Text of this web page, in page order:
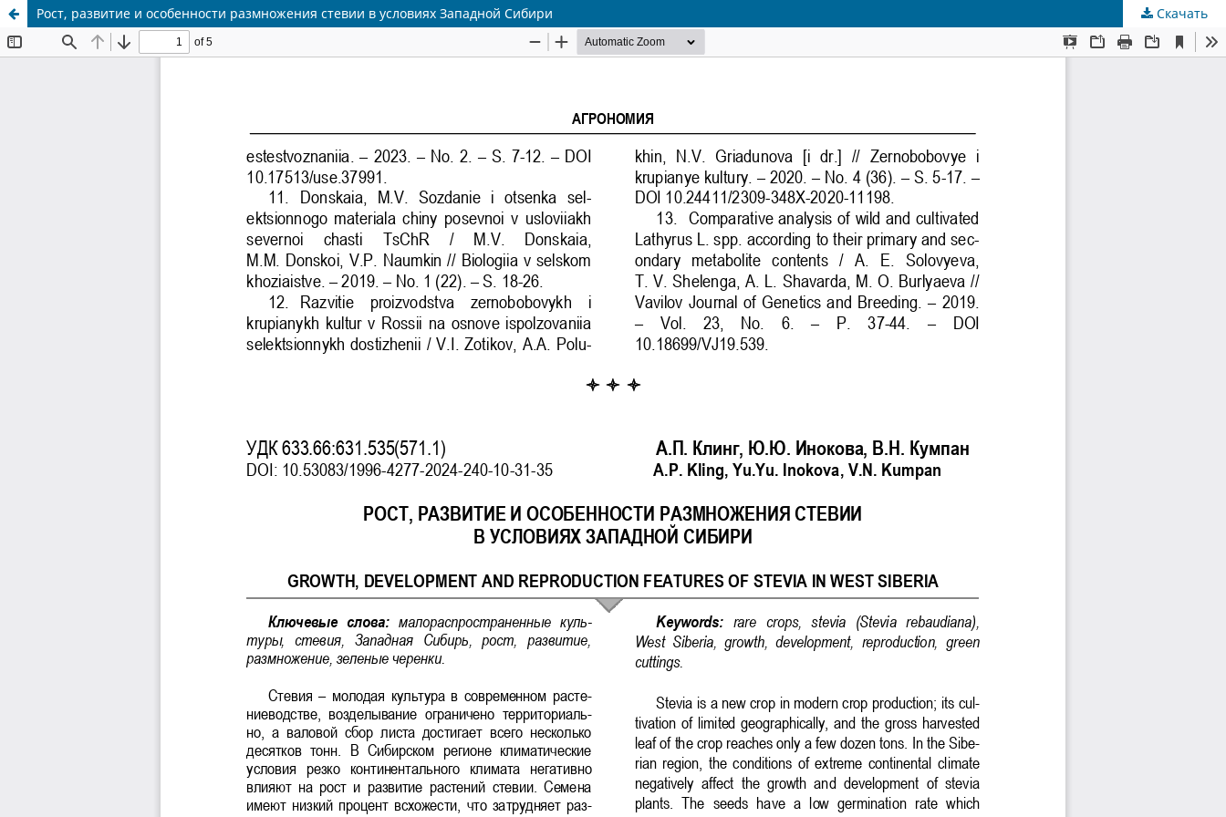
Рост, развитие и особенности размножения стевии в условиях Западной Сибири Скачать